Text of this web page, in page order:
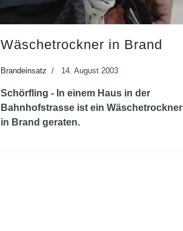
Wäschetrockner in Brand
Brandeinsatz 14. August 2003
Schörfling - In einem Haus in der
Bahnhofstrasse ist ein Wäschetrockner
in Brand geraten.